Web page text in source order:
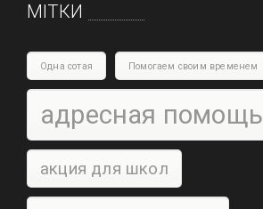
МІТКИ
Одна сотая Помогаем своим временем
адресная помощь
акция для школ